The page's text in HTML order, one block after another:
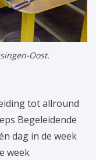
Oost.
tot allround
Begeleidende
dag in de week
week